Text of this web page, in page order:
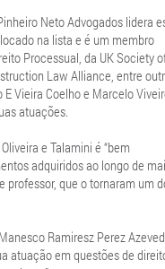
Neto Advogados lidera
na lista e é um membro
Processual, da UK Society
Law Alliance, entre
Vieira Coelho e Marcelo
atuações.
e Talamini é “bem
adquiridos ao longo de
professor, que o tornaram um
Ramiresz Perez
atuação em questões de